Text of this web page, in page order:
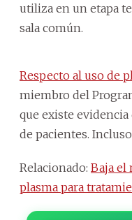
utiliza en un etapa
sala común.
Respecto al uso de
miembro del
que existe
de pacientes.
Relacionado: Baja el
plasma para